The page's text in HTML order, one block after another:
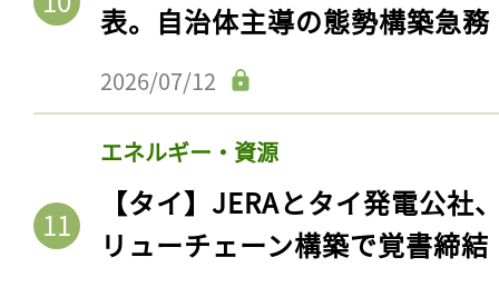
表。自治体主導の態勢構築急務
2026/07/12
エネルギー・資源
【タイ】JERAとタイ発電公社
リューチェーン構築で覚書締結